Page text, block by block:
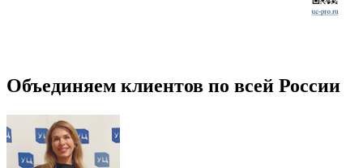
Объединяем клиентов по всей России